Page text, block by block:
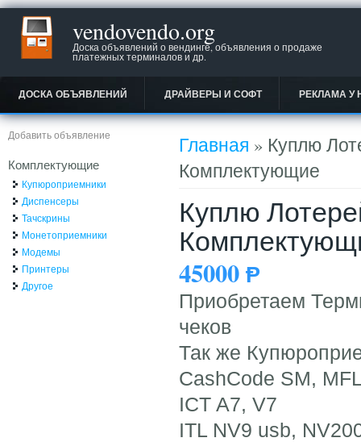
vendovendo.org
Доска объявлений о вендинге, объявления о продаже
платежных терминалов и др.
ДОСКА ОБЪЯВЛЕНИЙ ДРАЙВЕРЫ И СОФТ РЕКЛАМА У
Вы здесь
Главная » Куплю
Комплектующие
Куплю
45000 Ᵽ
Приобретаем
чеков
Так же
CashCode SM,
ICT A7, V7
ITL NV9 usb,
Добавить объявление
Комплектующие
Купюроприемники
Диспенсеры
Тачскрины
Монетоприемники
Модемы
Принтеры
Другое